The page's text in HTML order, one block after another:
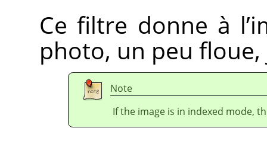
Ce filtre donne à
photo, un peu
Note
If the image is in indexed mode,